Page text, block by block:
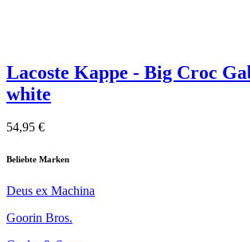
Lacoste Kappe - Big Croc
white
54,95 €
Beliebte Marken
Deus ex Machina
Goorin Bros.